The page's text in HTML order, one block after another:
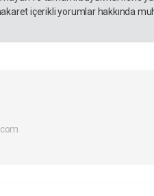
içerikli yorumlar hakkında